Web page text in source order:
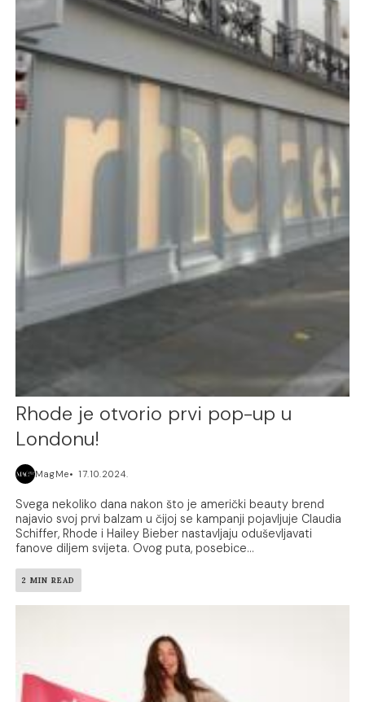
Rhode je otvorio prvi pop-up u
Londonu!
MagMe 17.10.2024.
Svega nekoliko dana nakon što je američki beauty brend
najavio svoj prvi balzam u čijoj se kampanji pojavljuje Claudia
Schiffer, Rhode i Hailey Bieber nastavljaju oduševljavati
fanove diljem svijeta. Ovog puta, posebice...
2 MIN READ